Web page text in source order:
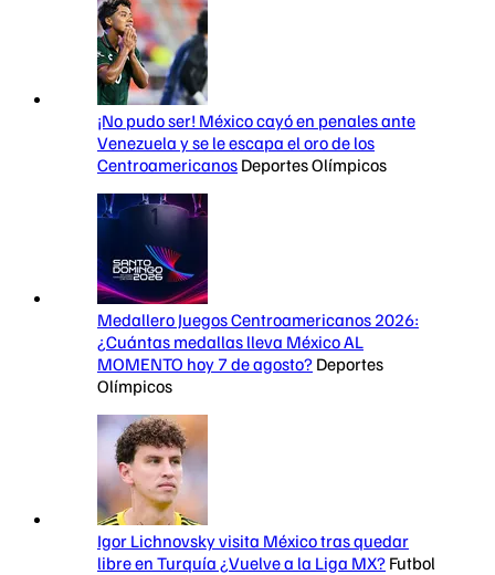
¡No pudo ser! México cayó en penales ante
Venezuela y se le escapa el oro de los
Centroamericanos Deportes Olímpicos
Medallero Juegos Centroamericanos 2026:
¿Cuántas medallas lleva México AL
MOMENTO hoy 7 de agosto? Deportes
Olímpicos
Igor Lichnovsky visita México tras quedar
libre en Turquía ¿Vuelve a la Liga MX? Futbol